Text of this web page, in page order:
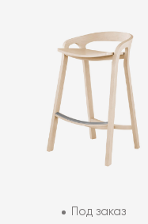
Под заказ